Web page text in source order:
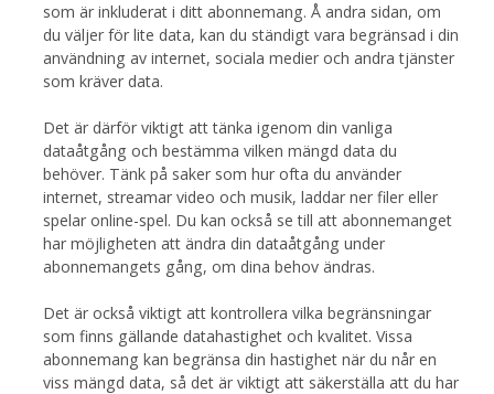
som är inkluderat i ditt abonnemang. Å andra sidan, om
du väljer för lite data, kan du ständigt vara begränsad i din
användning av internet, sociala medier och andra tjänster
som kräver data.
Det är därför viktigt att tänka igenom din vanliga
dataåtgång och bestämma vilken mängd data du
behöver. Tänk på saker som hur ofta du använder
internet, streamar video och musik, laddar ner filer eller
spelar online-spel. Du kan också se till att abonnemanget
har möjligheten att ändra din dataåtgång under
abonnemangets gång, om dina behov ändras.
Det är också viktigt att kontrollera vilka begränsningar
som finns gällande datahastighet och kvalitet. Vissa
abonnemang kan begränsa din hastighet när du når en
viss mängd data, så det är viktigt att säkerställa att du har